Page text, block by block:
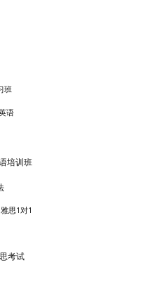
班
语
培训班
雅思1对1
考试